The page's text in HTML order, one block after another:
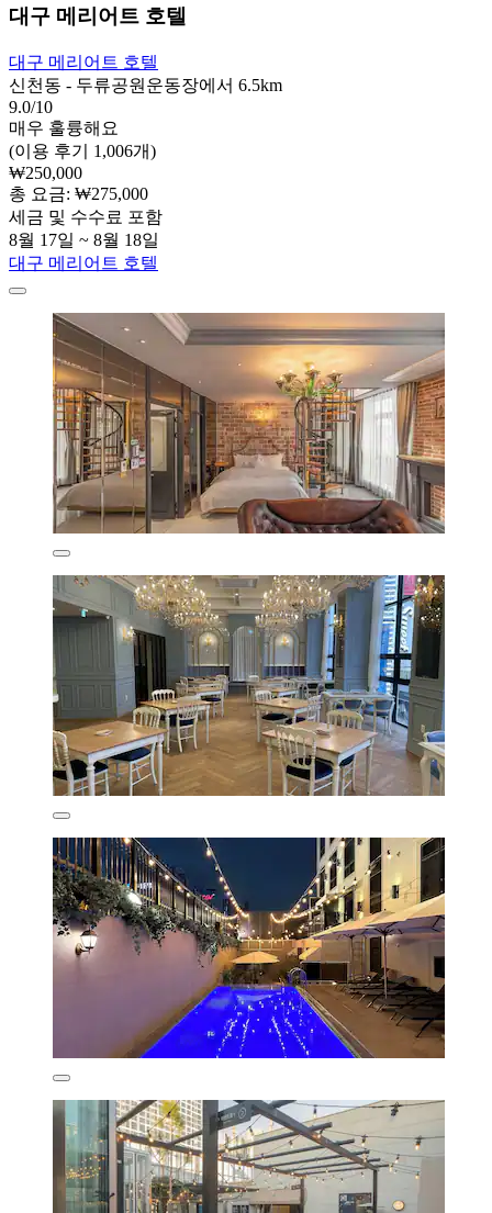
대구 메리어트 호텔
대구 메리어트 호텔
신천동 - 두류공원운동장에서 6.5km
9.0/10
매우 훌륭해요
(이용 후기 1,006개)
₩250,000
총 요금: ₩275,000
세금 및 수수료 포함
8월 17일 ~ 8월 18일
대구 메리어트 호텔